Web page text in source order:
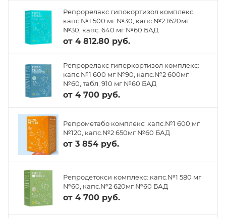
Репрорелакс гипокортизол комплекс:
капс.№1 500 мг №30, капс.№2 1620мг
№30, капс. 640 мг №60 БАД
от 4 812.80 руб.
Репрорелакс гиперкортизол комплекс:
капс.№1 600 мг №90, капс.№2 600мг
№60, табл. 910 мг №60 БАД
от 4 700 руб.
Репрометабо комплекс: капс.№1 600 мг
№120, капс.№2 650мг №60 БАД
от 3 854 руб.
Репродетокси комплекс: капс.№1 580 мг
№60, капс.№2 620мг №60 БАД
от 4 700 руб.